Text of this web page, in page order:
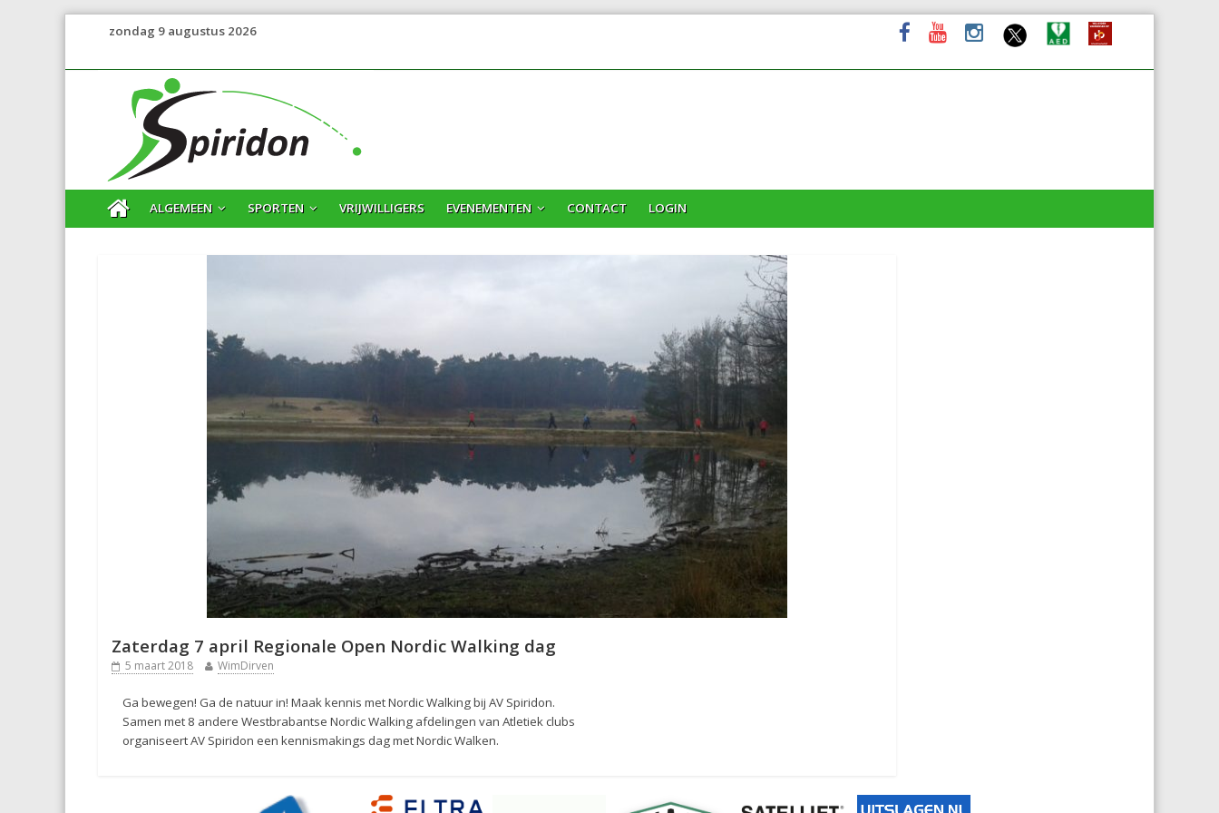
zondag 9 augustus 2026
ALGEMEEN SPORTEN VRIJWILLIGERS EVENEMENTEN CONTACT LOGIN
Zaterdag 7 april Regionale Open Nordic Walking dag
5 maart 2018 WimDirven
Ga bewegen! Ga de natuur in! Maak kennis met Nordic Walking bij AV Spiridon.
Samen met 8 andere Westbrabantse Nordic Walking afdelingen van Atletiek clubs
organiseert AV Spiridon een kennismakings dag met Nordic Walken.